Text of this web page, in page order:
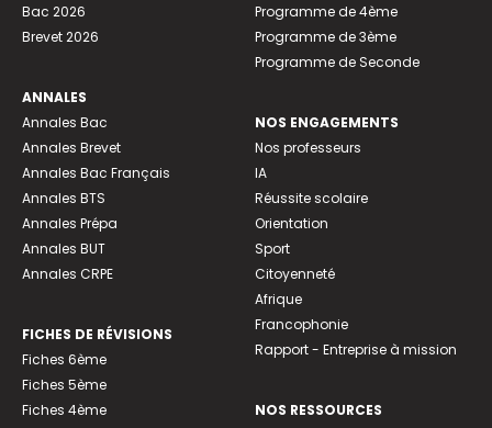
Bac 2026
Brevet 2026
ANNALES
Annales Bac
Annales Brevet
Annales Bac Français
Annales BTS
Annales Prépa
Annales BUT
Annales CRPE
FICHES DE RÉVISIONS
Fiches 6ème
Fiches 5ème
Fiches 4ème
Programme de 4ème
Programme de 3ème
Programme de Seconde
NOS ENGAGEMENTS
Nos professeurs
IA
Réussite scolaire
Orientation
Sport
Citoyenneté
Afrique
Francophonie
Rapport - Entreprise à mission
NOS RESSOURCES